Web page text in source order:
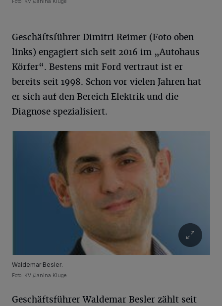
Geschäftsführer Dimitri Reimer (Foto oben
links) engagiert sich seit 2016 im „Autohaus
Körfer“. Bestens mit Ford vertraut ist er
bereits seit 1998. Schon vor vielen Jahren hat
er sich auf den Bereich Elektrik und die
Diagnose spezialisiert.
Waldemar Besler.
Foto: KV./Janina Kluge
Geschäftsführer Waldemar Besler zählt seit